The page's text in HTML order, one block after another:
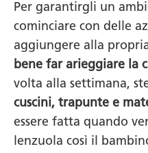
Per garantirgli un
cominciare con delle
aggiungere alla
bene far arieggiare la
volta alla settimana,
cuscini, trapunte e
essere fatta quando
lenzuola così il